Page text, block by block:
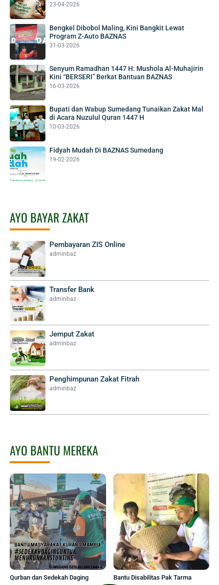
23-04-2026
Bengkel Dibobol Maling, Kini Bangkit Lewat
Program Z-Auto BAZNAS
31-03-2026
Senyum Ramadhan 1447 H: Mushola Al-Muhajirin
Kini “BERSERI” Berkat Bantuan BAZNAS
16-03-2026
Bupati dan Wabup Sumedang Tunaikan Zakat Mal
di Acara Nuzulul Quran 1447 H
10-03-2026
Fidyah Mudah Di BAZNAS Sumedang
19-02-2026
AYO BAYAR ZAKAT
Pembayaran ZIS Online
adminbaz
Transfer Bank
adminbaz
Jemput Zakat
adminbaz
Penghimpunan Zakat Fitrah
adminbaz
AYO BANTU MEREKA
Qurban dan Sedekah Daging Bantu Disabilitas Pak Tarma